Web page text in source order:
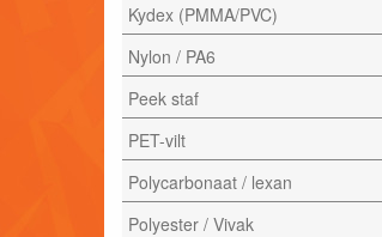
Kydex (PMMA/PVC)
Nylon / PA6
Peek staf
PET-vilt
Polycarbonaat / lexan
Polyester / Vivak